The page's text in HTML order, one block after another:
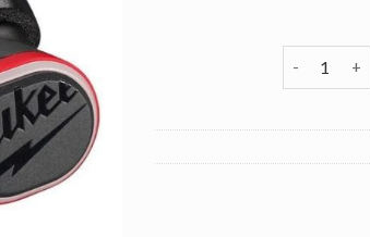
oordopjes